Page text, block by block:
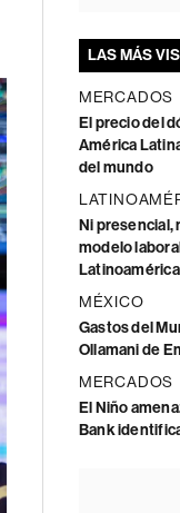
LAS MÁS
MERCADOS
El precio del
América
del mundo
Ni presencial,
modelo
Latinoamérica
MÉXICO
Gastos del
Ollamani de
MERCADOS
El Niño
Bank